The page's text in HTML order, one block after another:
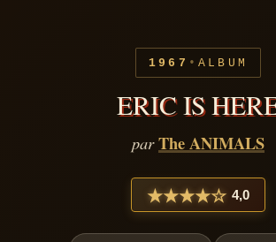
1967 • ALBUM
ERIC IS
parThe ANIMALS
★★★★☆ 4,0